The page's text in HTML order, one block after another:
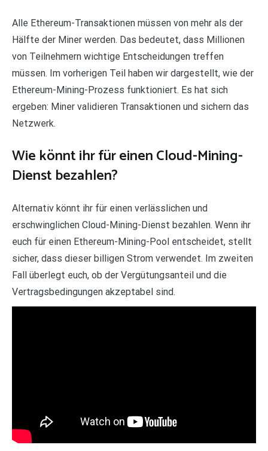
Alle Ethereum-Transaktionen müssen von mehr als der
Hälfte der Miner werden. Das bedeutet, dass Millionen
von Teilnehmern wichtige Entscheidungen treffen
müssen. Im vorherigen Teil haben wir dargestellt, wie der
Ethereum-Mining-Prozess funktioniert. Es hat sich
ergeben: Miner validieren Transaktionen und sichern das
Netzwerk.
Wie könnt ihr für einen Cloud-Mining-
Dienst bezahlen?
Alternativ könnt ihr für einen verlässlichen und
erschwinglichen Cloud-Mining-Dienst bezahlen. Wenn ihr
euch für einen Ethereum-Mining-Pool entscheidet, stellt
sicher, dass dieser billigen Strom verwendet. Im zweiten
Fall überlegt euch, ob der Vergütungsanteil und die
Vertragsbedingungen akzeptabel sind.